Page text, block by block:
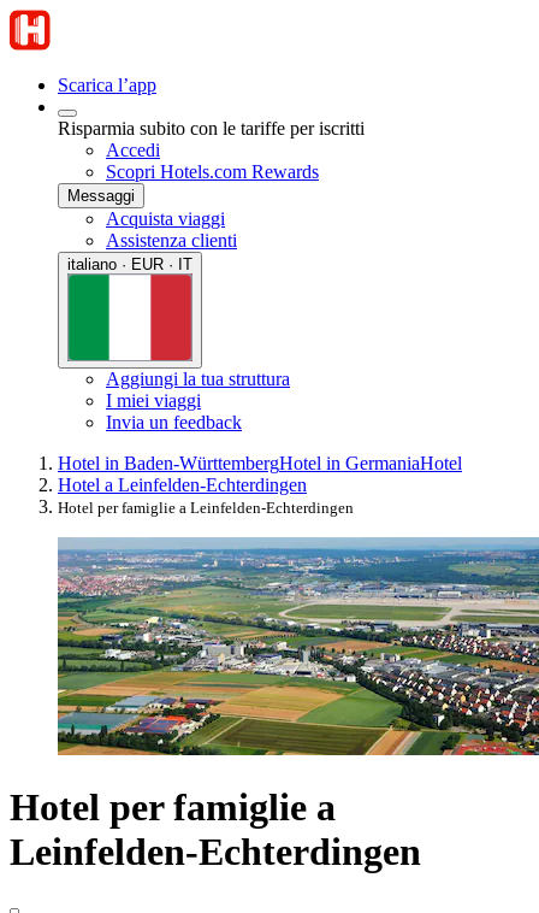
Scarica l’app
Risparmia subito con le tariffe per iscritti
Accedi
Scopri Hotels.com Rewards
Messaggi
Acquista viaggi
Assistenza clienti
italiano · EUR · IT
Aggiungi la tua struttura
I miei viaggi
Invia un feedback
Hotel in Baden-WürttembergHotel in GermaniaHotel
Hotel a Leinfelden-Echterdingen
Hotel per famiglie a Leinfelden-Echterdingen
Hotel per famiglie a
Leinfelden-Echterdingen